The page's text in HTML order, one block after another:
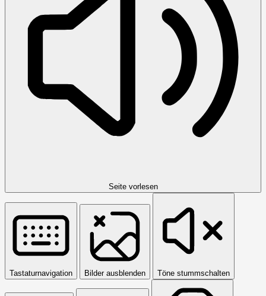
Seite vorlesen
Tastaturnavigation Bilder ausblenden Töne stummschalten